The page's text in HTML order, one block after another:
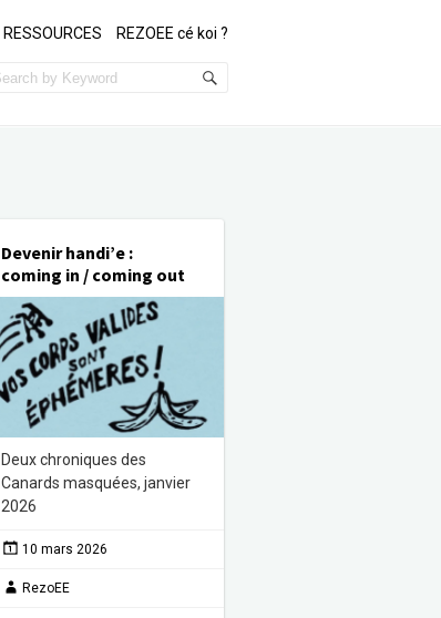
RESSOURCES REZOEE cé koi ?
Devenir handi’e :
coming in / coming out
Deux chroniques des
Canards masquées, janvier
2026
10 mars 2026
RezoEE